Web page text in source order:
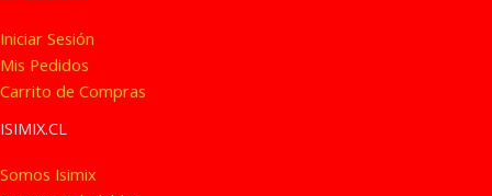
Iniciar Sesión
Mis Pedidos
Carrito de Compras
ISIMIX.CL
Somos Isimix